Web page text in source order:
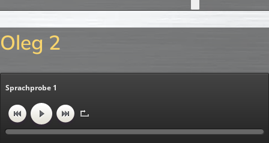
Oleg 2
Sprachprobe 1